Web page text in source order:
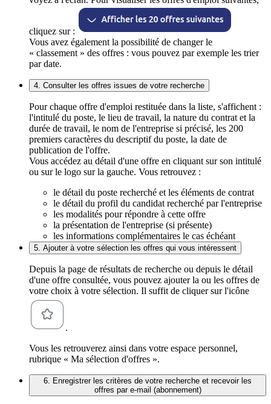
cliquez sur :
Vous avez également la possibilité de changer le
« classement » des offres : vous pouvez par exemple les trier
par date.
4. Consulter les offres issues de votre recherche
Pour chaque offre d'emploi restituée dans la liste, s'affichent :
l'intitulé du poste, le lieu de travail, la nature du contrat et la
durée de travail, le nom de l'entreprise si précisé, les 200
premiers caractères du descriptif du poste, la date de
publication de l'offre.
Vous accédez au détail d'une offre en cliquant sur son intitulé
ou sur le logo sur la gauche. Vous retrouvez :
le détail du poste recherché et les éléments de contrat
le détail du profil du candidat recherché par l'entreprise
les modalités pour répondre à cette offre
la présentation de l'entreprise (si présente)
les informations complémentaires le cas échéant
5. Ajouter à votre sélection les offres qui vous intéressent
Depuis la page de résultats de recherche ou depuis le détail
d'une offre consultée, vous pouvez ajouter la ou les offres de
votre choix à votre sélection. Il suffit de cliquer sur l'icône
.
Vous les retrouverez ainsi dans votre espace personnel,
rubrique « Ma sélection d'offres ».
6. Enregistrer les critères de votre recherche et recevoir les
offres par e-mail (abonnement)